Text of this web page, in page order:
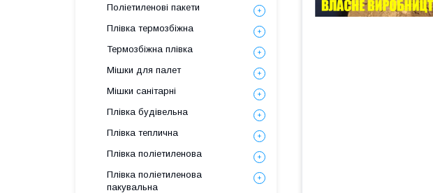
Поліетиленові пакети
Плівка термозбіжна
Термозбіжна плівка
Мішки для палет
Мішки санітарні
Плівка будівельна
Плівка теплична
Плівка поліетиленова
Плівка поліетиленова
пакувальна